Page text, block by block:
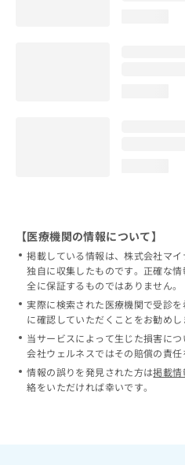
【医療機関の情報について】
掲載している情報は、株式会社マ
独自に収集したものです。正確な
全に保証するものではありません。
実際に検索された医療機関で受診
に確認していただくことをお勧めし
当サービスによって生じた損害に
会社ウェルネスではその賠償の責任
情報の誤りを発見された方は掲載情
絡をいただければ幸いです。